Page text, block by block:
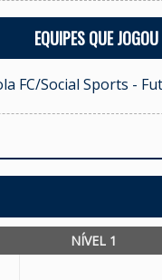
EQUIPES QUE JOGOU
FC/Social Sports -
NÍVEL 1